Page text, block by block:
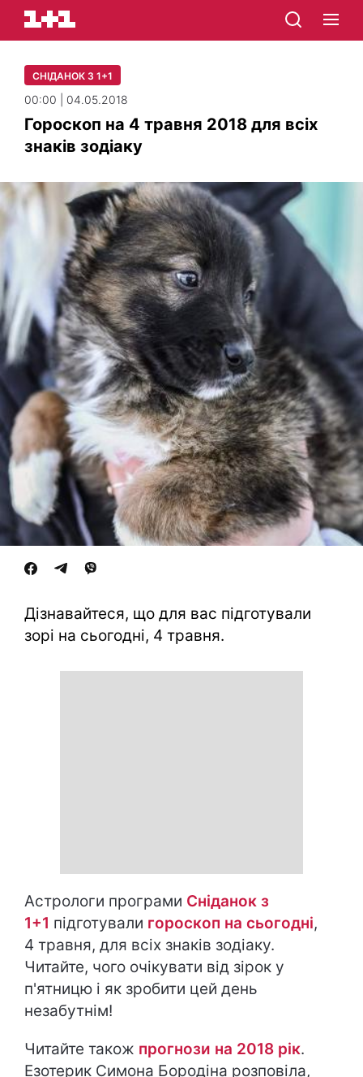
СНІДАНОК З 1+1
00:00 | 04.05.2018
Гороскоп на 4 травня 2018 для всіх
знаків зодіаку
Дізнавайтеся, що для вас підготували
зорі на сьогодні, 4 травня.
Астрологи програми Сніданок з
1+1 підготували гороскоп на cьогодні,
4 травня, для всіх знаків зодіаку.
Читайте, чого очікувати від зірок у
п'ятницю і як зробити цей день
незабутнім!
Читайте також прогнози на 2018 рік.
Езотерик Симона Бородіна розповіла,